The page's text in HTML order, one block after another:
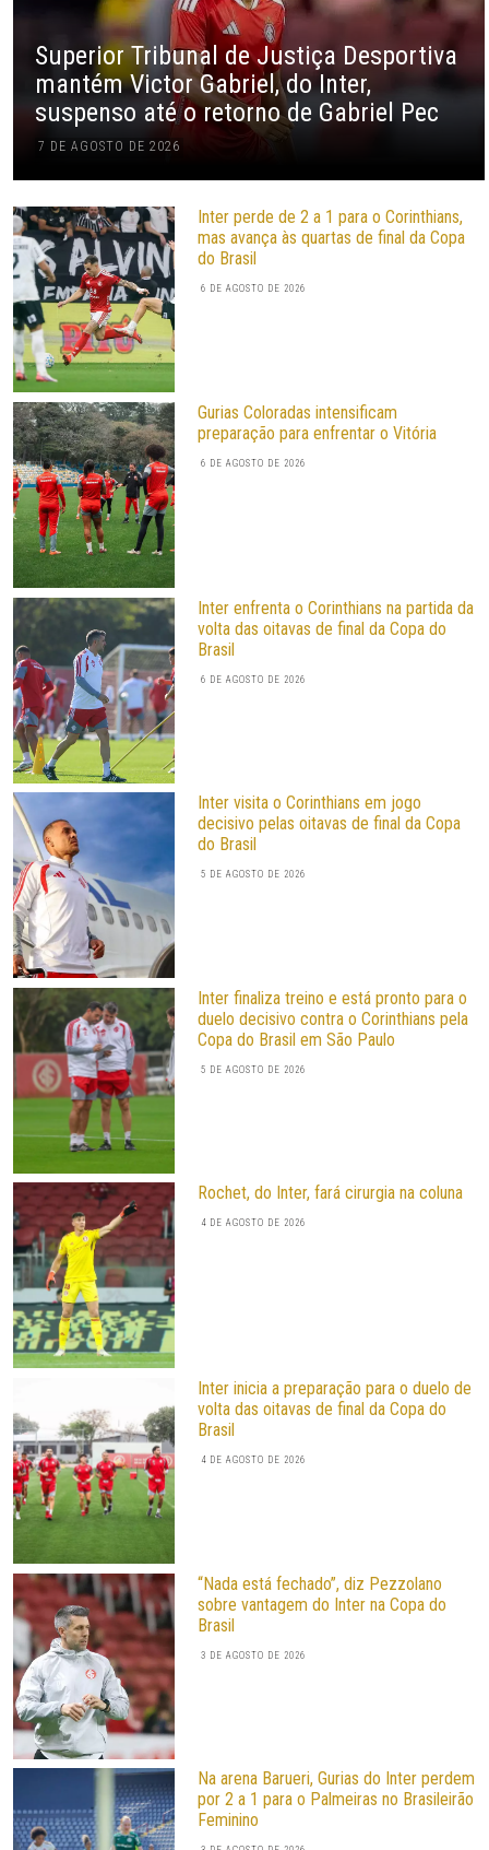
Superior Tribunal de Justiça Desportiva
mantém Victor Gabriel, do Inter,
suspenso até o retorno de Gabriel Pec
7 DE AGOSTO DE 2026
Inter perde de 2 a 1 para o Corinthians,
mas avança às quartas de final da Copa
do Brasil
6 DE AGOSTO DE 2026
Gurias Coloradas intensificam
preparação para enfrentar o Vitória
6 DE AGOSTO DE 2026
Inter enfrenta o Corinthians na partida da
volta das oitavas de final da Copa do
Brasil
6 DE AGOSTO DE 2026
Inter visita o Corinthians em jogo
decisivo pelas oitavas de final da Copa
do Brasil
5 DE AGOSTO DE 2026
Inter finaliza treino e está pronto para o
duelo decisivo contra o Corinthians pela
Copa do Brasil em São Paulo
5 DE AGOSTO DE 2026
Rochet, do Inter, fará cirurgia na coluna
4 DE AGOSTO DE 2026
Inter inicia a preparação para o duelo de
volta das oitavas de final da Copa do
Brasil
4 DE AGOSTO DE 2026
“Nada está fechado”, diz Pezzolano
sobre vantagem do Inter na Copa do
Brasil
3 DE AGOSTO DE 2026
Na arena Barueri, Gurias do Inter perdem
por 2 a 1 para o Palmeiras no Brasileirão
Feminino